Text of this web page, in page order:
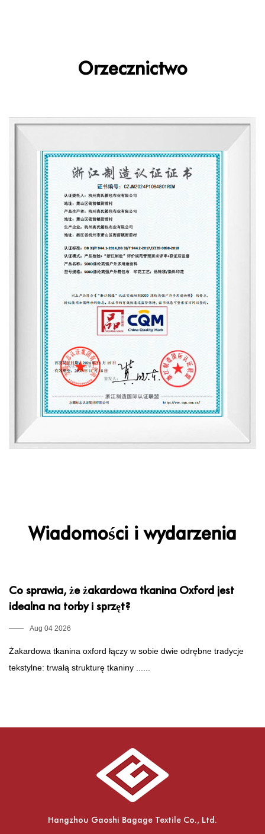
Orzecznictwo
Wiadomości i wydarzenia
Co sprawia, że ​​żakardowa tkanina Oxford jest
idealna na torby i sprzęt?
Aug 04 2026
Żakardowa tkanina oxford łączy w sobie dwie odrębne tradycje
tekstylne: trwałą strukturę tkaniny ......
Hangzhou Gaoshi Bagage Textile Co., Ltd.